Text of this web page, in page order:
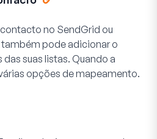
no SendGrid ou
pode adicionar o
suas listas. Quando a
opções de mapeamento.